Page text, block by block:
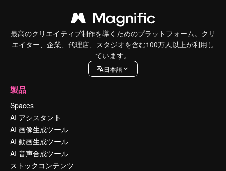
最高のクリエイティブ制作を導くためのプラットフォーム。クリ
エイター、企業、代理店、スタジオを含む100万人以上が利用し
ています。
日本語
製品
Spaces
AI アシスタント
AI 画像生成ツール
AI 動画生成ツール
AI 音声合成ツール
ストックコンテンツ